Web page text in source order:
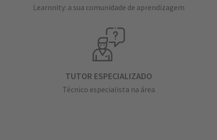
Learnnity: a sua comunidade de aprendizagem
TUTOR ESPECIALIZADO
Técnico especialista na área